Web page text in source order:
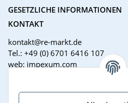
GESETZLICHE INFORMATIONEN
KONTAKT
kontakt@re-markt.de
Tel.: +49 (0) 6701 6416 107
web: impexum.com
Mo-Fr: 08:00 - 17:00 Uhr